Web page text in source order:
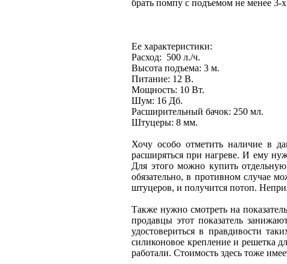
брать помпу с подъемом не менее 3-
Ее характеристики:
Расход: 500 л./ч.
Высота подъема: 3 м.
Питание: 12 В.
Мощность: 10 Вт.
Шум: 16 Дб.
Расширительный бачок: 250 мл.
Штуцеры: 8 мм.
Хочу особо отметить наличие в
расширяться при нагреве. И ему
Для этого можно купить
обязательно, в противном случае
штуцеров, и получится потоп.
Также нужно смотреть на
продавцы этот показатель
удостовериться в правдивости
силиконовое крепление и решетка
работали. Стоимость здесь тоже